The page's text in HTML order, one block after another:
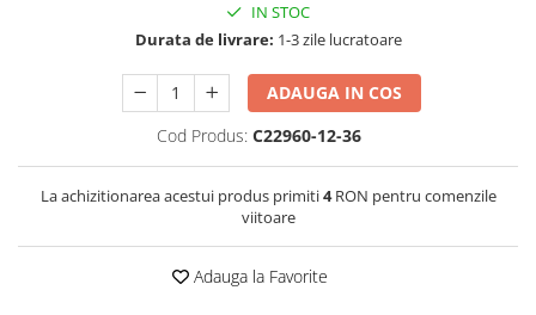
IN STOC
Durata de livrare: 1-3 zile lucratoare
ADAUGA IN COS
Cod Produs: C22960-12-36
La achizitionarea acestui produs primiti4RON pentru comenzile
viitoare
Adauga la Favorite